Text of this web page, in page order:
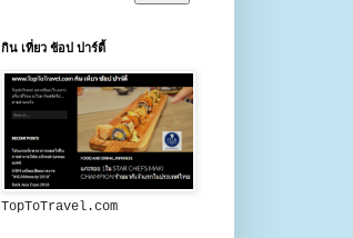
กิน เที่ยว ช้อป ปาร์ตี้
TopToTravel.com